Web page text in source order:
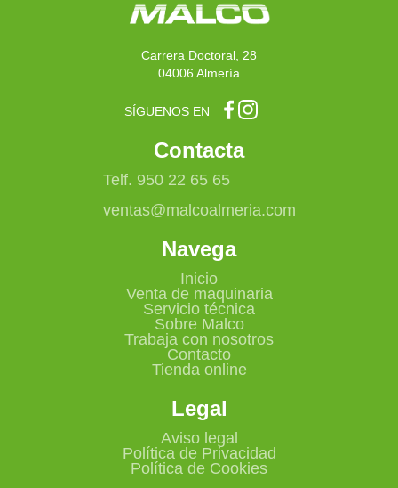
Carrera Doctoral, 28
04006 Almería
SÍGUENOS EN
Contacta
Telf. 950 22 65 65
ventas@malcoalmeria.com
Navega
Inicio
Venta de maquinaria
Servicio técnica
Sobre Malco
Trabaja con nosotros
Contacto
Tienda online
Legal
Aviso legal
Política de Privacidad
Política de Cookies